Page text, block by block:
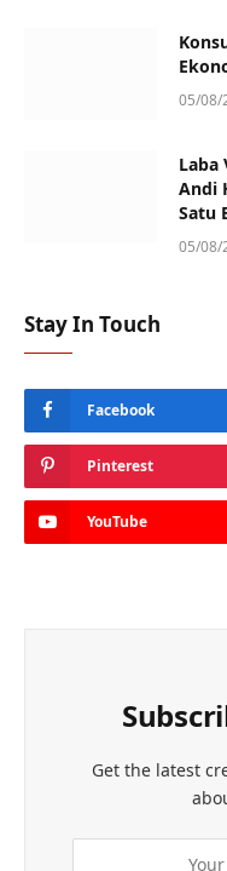
05/08/
Laba
Andi
Satu
05/08/
Stay In Touch
Facebook
Pinterest
YouTube
Get the latest